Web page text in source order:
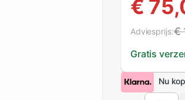
€
Gratis
Adviesprijs:€
Nu